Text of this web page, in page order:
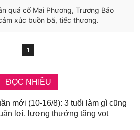
quá cố Mai Phương, Trương Bảo
xúc buồn bã, tiếc thương.
1
ĐỌC NHIỀU
mới (10-16/8): 3 tuổi làm gì cũng
lợi, lương thưởng tăng vọt